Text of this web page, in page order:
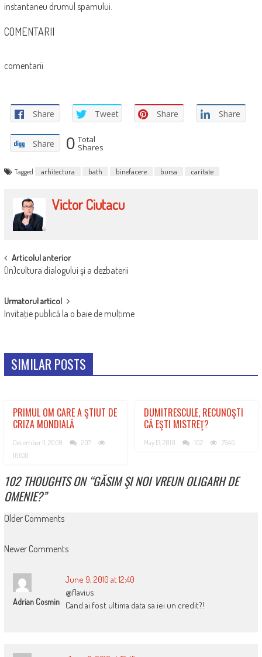
instantaneu drumul spamului.
COMENTARII
comentarii
Share Tweet Share Share
Share 0 Total
Shares
Tagged arhitectura bath binefacere bursa caritate
Victor Ciutacu
POST
NAVIGATION
Articolul anterior
(In)cultura dialogului şi a dezbaterii
Urmatorul articol
Invitaţie publică la o baie de mulţime
SIMILAR POSTS
PRIMUL OM CARE A ŞTIUT DE
CRIZA MONDIALĂ
December 11, 2009
207
10658
DUMITRESCULE, RECUNOŞTI
CĂ EŞTI MISTREŢ?
May 13, 2010 102 7946
102 THOUGHTS ON “GĂSIM ŞI NOI VREUN OLIGARH DE
OMENIE?”
COMMENT
Older Comments
Newer Comments
Adrian Cosmin
June 9, 2010 at 12:40
@flavius
Cand ai fost ultima data sa iei un credit?!